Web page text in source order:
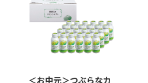
＜お中元＞つぶらなカ